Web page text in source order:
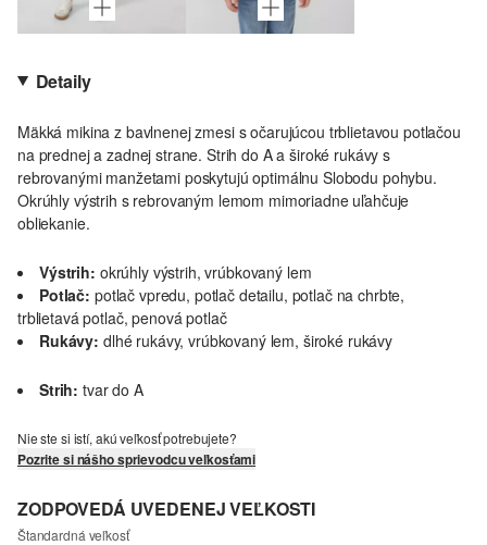
Detaily
Mäkká mikina z bavlnenej zmesi s očarujúcou trblietavou potlačou
na prednej a zadnej strane. Strih do A a široké rukávy s
rebrovanými manžetami poskytujú optimálnu Slobodu pohybu.
Okrúhly výstrih s rebrovaným lemom mimoriadne uľahčuje
obliekanie.
Výstrih: okrúhly výstrih, vrúbkovaný lem
Potlač: potlač vpredu, potlač detailu, potlač na chrbte,
trblietavá potlač, penová potlač
Rukávy: dlhé rukávy, vrúbkovaný lem, široké rukávy
Strih: tvar do A
Nie ste si istí, akú veľkosť potrebujete?
Pozrite si nášho sprievodcu veľkosťami
ZODPOVEDÁ UVEDENEJ VEĽKOSTI
Štandardná veľkosť